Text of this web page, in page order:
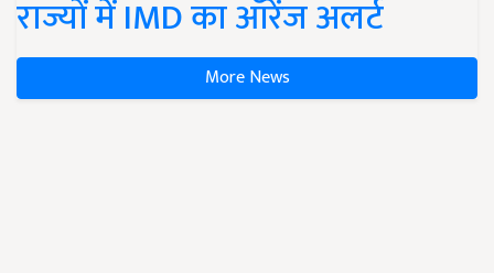
राज्यों में IMD का ऑरेंज अलर्ट
More News